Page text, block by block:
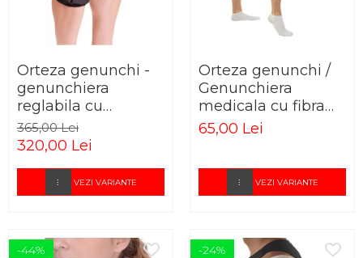
Orteza genunchi -
genunchiera
reglabila cu
articulatii
365,00 Lei
320,00 Lei
VEZI VARIANTE
Orteza genunchi /
Genunchiera
medicala cu fibra
de bambus
65,00 Lei
VEZI VARIANTE
-44% -24%